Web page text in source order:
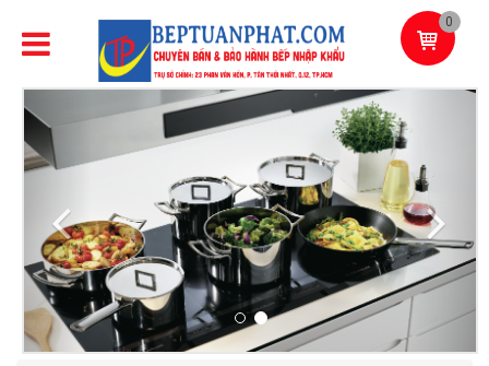
0
Previous